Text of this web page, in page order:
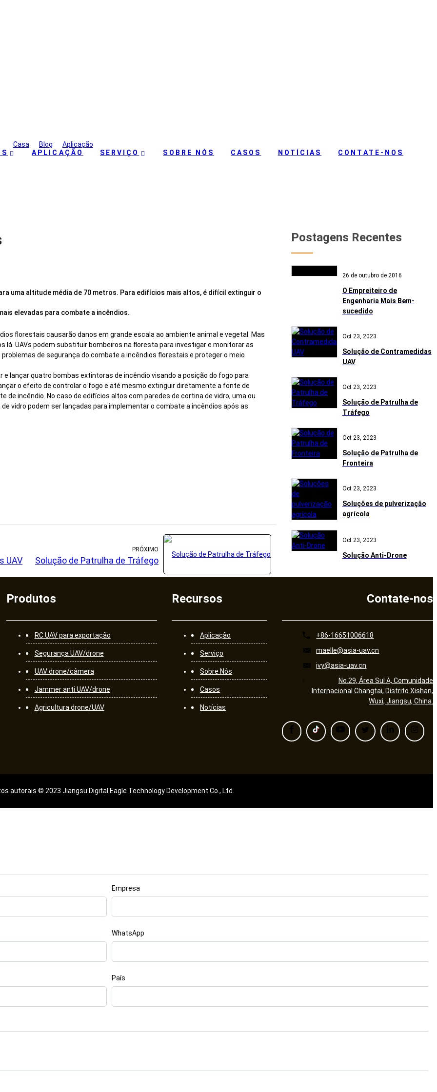
APLICAÇÃO SERVIÇO SOBRE NÓS CASOS NOTÍCIAS CONTATE-NOS
Casa Blog Aplicação
uma altitude média de 70 metros. Para edifícios mais altos, é difícil extinguir o
elevadas para combate a incêndios.
florestais causarão danos em grande escala ao ambiente animal e vegetal. Mas
lá. UAVs podem substituir bombeiros na floresta para investigar e monitorar as
de segurança do combate a incêndios florestais e proteger o meio
lançar quatro bombas extintoras de incêndio visando a posição do fogo para
o efeito de controlar o fogo e até mesmo extinguir diretamente a fonte de
incêndio. No caso de edifícios altos com paredes de cortina de vidro, uma ou
vidro podem ser lançadas para implementar o combate a incêndios após as
UAV
PRÓXIMO
Solução de Patrulha de Tráfego
Postagens Recentes
26 de outubro de 2016
O Empreiteiro de
Engenharia Mais Bem-
sucedido
Oct 23, 2023
Solução de Contramedidas
UAV
Oct 23, 2023
Solução de Patrulha de
Tráfego
Oct 23, 2023
Solução de Patrulha de
Fronteira
Oct 23, 2023
Soluções de pulverização
agrícola
Oct 23, 2023
Solução Anti-Drone
Produtos
RC UAV para exportação
Segurança UAV/drone
UAV drone/câmera
Jammer anti UAV/drone
Agricultura drone/UAV
Recursos
Aplicação
Serviço
Sobre Nós
Casos
Notícias
Contate-nos
+86-16651006618
maelle@asia-uav.cn
ivy@asia-uav.cn
No.29, Área Sul A, Comunidade
Internacional Changtai, Distrito Xishan,
Wuxi, Jiangsu, China.
autorais © 2023 Jiangsu Digital Eagle Technology Development Co., Ltd.
Empresa
WhatsApp
País